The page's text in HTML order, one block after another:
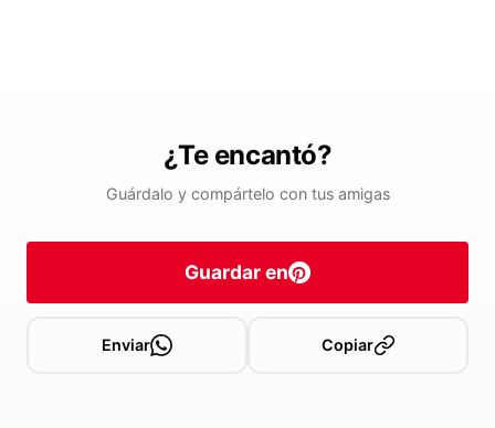
¿Te encantó?
Guárdalo y compártelo con tus amigas
Guardar en
Enviar Copiar